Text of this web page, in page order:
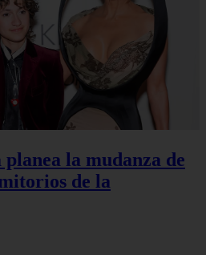
la mudanza de
de la